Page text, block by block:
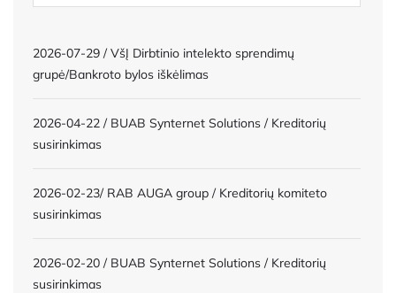
2026-07-29 / VšĮ Dirbtinio intelekto sprendimų
grupė/Bankroto bylos iškėlimas
2026-04-22 / BUAB Synternet Solutions / Kreditorių
susirinkimas
2026-02-23/ RAB AUGA group / Kreditorių komiteto
susirinkimas
2026-02-20 / BUAB Synternet Solutions / Kreditorių
susirinkimas